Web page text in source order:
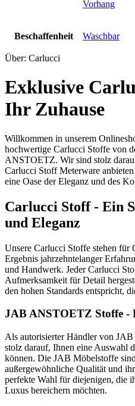
Vorhang
Beschaffenheit Waschbar
Über: Carlucci
Exklusive
Ihr Zuhause
Willkommen in unserem
hochwertige Carlucci Stoffe von
ANSTOETZ. Wir sind stolz
Carlucci Stoff Meterware
eine Oase der Eleganz und des
Carlucci Stoff - Ein
und Eleganz
Unsere Carlucci Stoffe stehen für
Ergebnis jahrzehntelanger
und Handwerk. Jeder Carlucci
Aufmerksamkeit für Detail
den hohen Standards entspricht,
JAB ANSTOETZ Stoffe -
Als autorisierter Händler von
stolz darauf, Ihnen eine Auswahl
können. Die JAB Möbelstoffe
außergewöhnliche Qualität und
perfekte Wahl für diejenigen, die
Luxus bereichern möchten.